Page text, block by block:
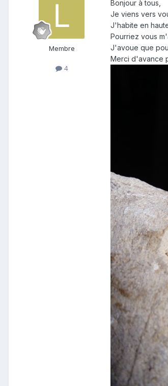
Membre
4
Bonjour à tous,
Je viens vers
J'habite en
Pourriez vous
J'avoue que
Merci d'avance